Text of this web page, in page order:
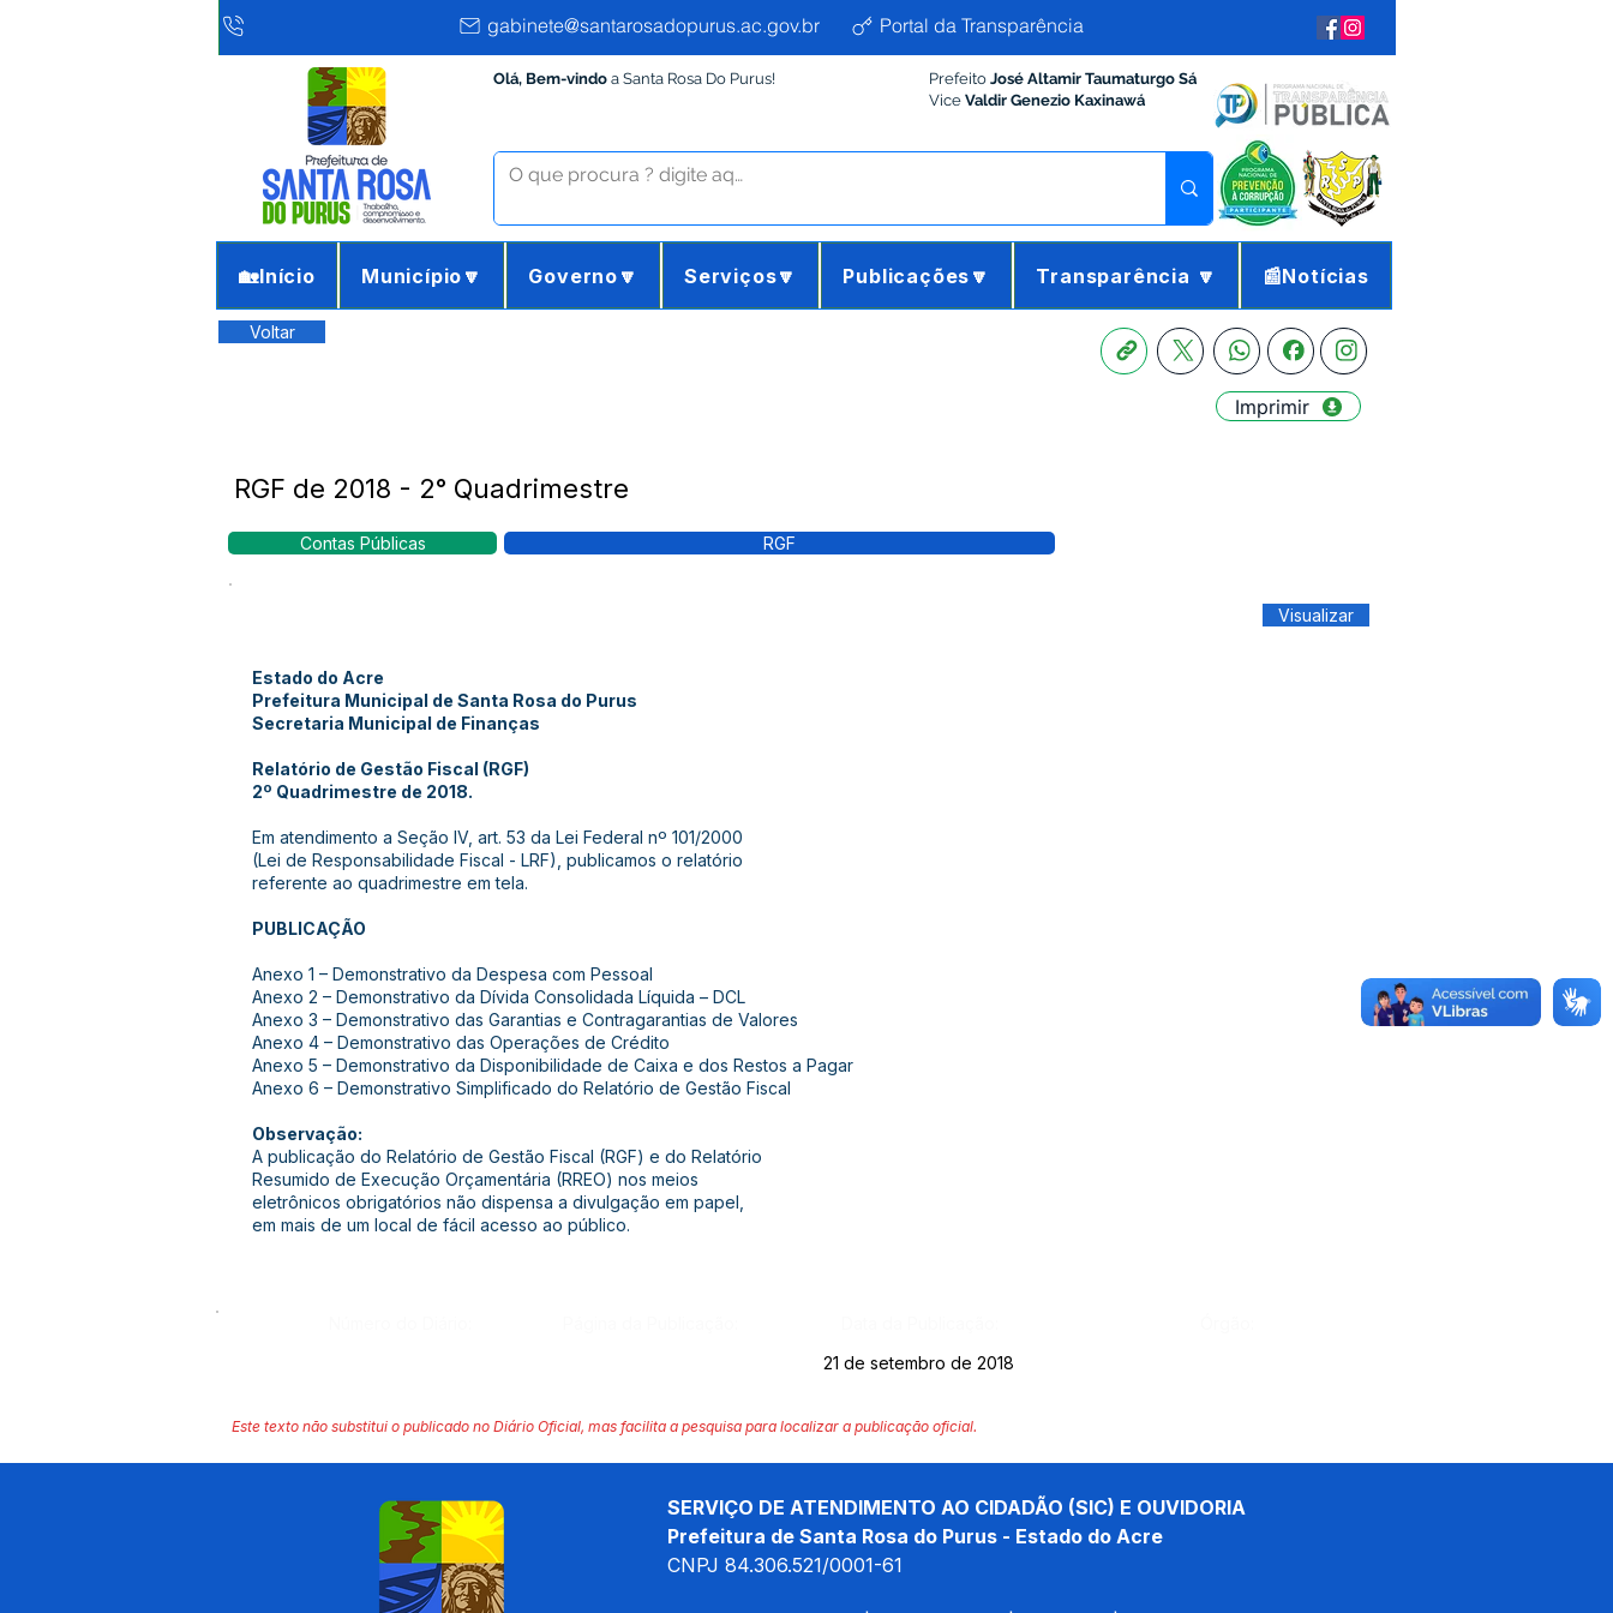
gabinete@santarosadopurus.ac.gov.br Portal da Transparência
Olá, Bem-vindo a Santa Rosa Do Purus! Prefeito José Altamir Taumaturgo Sá
Vice Valdir Genezio Kaxinawá
🏡Início Município🔽 Governo🔽 Serviços🔽 Publicações🔽 Transparência 🔽 📰Notícias
Voltar
Imprimir
RGF de 2018 - 2° Quadrimestre
Contas Públicas RGF
Visualizar
Estado do Acre
Prefeitura Municipal de Santa Rosa do Purus
Secretaria Municipal de Finanças
Relatório de Gestão Fiscal (RGF)
2º Quadrimestre de 2018.
Em atendimento a Seção IV, art. 53 da Lei Federal nº 101/2000
(Lei de Responsabilidade Fiscal - LRF), publicamos o relatório
referente ao quadrimestre em tela.
PUBLICAÇÃO
Anexo 1 – Demonstrativo da Despesa com Pessoal
Anexo 2 – Demonstrativo da Dívida Consolidada Líquida – DCL
Anexo 3 – Demonstrativo das Garantias e Contragarantias de Valores
Anexo 4 – Demonstrativo das Operações de Crédito
Anexo 5 – Demonstrativo da Disponibilidade de Caixa e dos Restos a Pagar
Anexo 6 – Demonstrativo Simplificado do Relatório de Gestão Fiscal
Observação:
A publicação do Relatório de Gestão Fiscal (RGF) e do Relatório
Resumido de Execução Orçamentária (RREO) nos meios
eletrônicos obrigatórios não dispensa a divulgação em papel,
em mais de um local de fácil acesso ao público.
21 de setembro de 2018
Este texto não substitui o publicado no Diário Oficial, mas facilita a pesquisa para localizar a publicação oficial.
SERVIÇO DE ATENDIMENTO AO CIDADÃO (SIC) E OUVIDORIA
Prefeitura de Santa Rosa do Purus - Estado do Acre
CNPJ 84.306.521/0001-61